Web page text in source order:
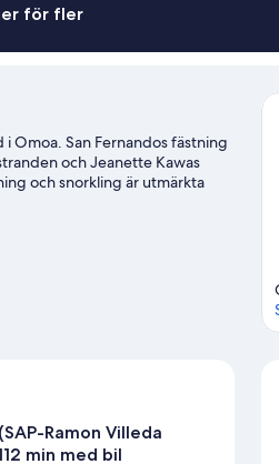
för fler
Omoa. San Fernandos fästning
och Jeanette Kawas
och snorkling är utmärkta
du prova på
Ramon Villeda
min med bil